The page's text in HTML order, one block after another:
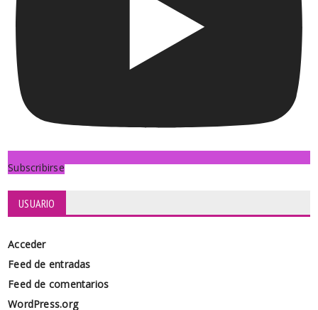
Subscribirse
USUARIO
Acceder
Feed de entradas
Feed de comentarios
WordPress.org